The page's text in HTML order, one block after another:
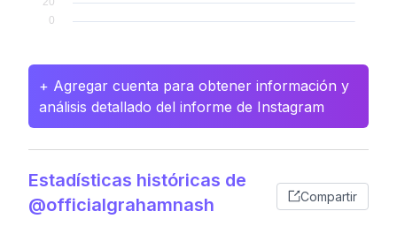
+ Agregar cuenta para obtener información y
análisis detallado del informe de Instagram
Estadísticas históricas de
@officialgrahamnash
Compartir